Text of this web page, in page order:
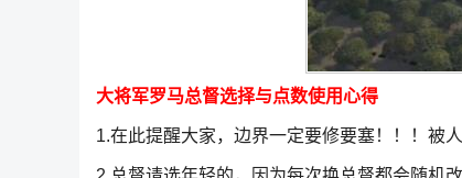
大将军罗马总督选择与点数使用心得
1.在此提醒大家，边界一定要修要塞！！！被